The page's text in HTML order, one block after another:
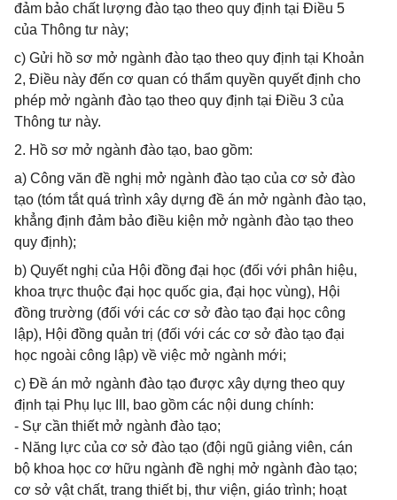
đảm bảo chất lượng đào tạo theo quy định tại Điều 5
của Thông tư này;
c) Gửi hồ sơ mở ngành đào tạo theo quy định tại Khoản
2, Điều này đến cơ quan có thẩm quyền quyết định cho
phép mở ngành đào tạo theo quy định tại Điều 3 của
Thông tư này.
2. Hồ sơ mở ngành đào tạo, bao gồm:
a) Công văn đề nghị mở ngành đào tạo của cơ sở đào
tạo (tóm tắt quá trình xây dựng đề án mở ngành đào tạo,
khẳng định đảm bảo điều kiện mở ngành đào tạo theo
quy định);
b) Quyết nghị của Hội đồng đại học (đối với phân hiệu,
khoa trực thuộc đại học quốc gia, đại học vùng), Hội
đồng trường (đối với các cơ sở đào tạo đại học công
lập), Hội đồng quản trị (đối với các cơ sở đào tạo đại
học ngoài công lập) về việc mở ngành mới;
c) Đề án mở ngành đào tạo được xây dựng theo quy
định tại Phụ lục III, bao gồm các nội dung chính:
- Sự cần thiết mở ngành đào tạo;
- Năng lực của cơ sở đào tạo (đội ngũ giảng viên, cán
bộ khoa học cơ hữu ngành đề nghị mở ngành đào tạo;
cơ sở vật chất, trang thiết bị, thư viện, giáo trình; hoạt